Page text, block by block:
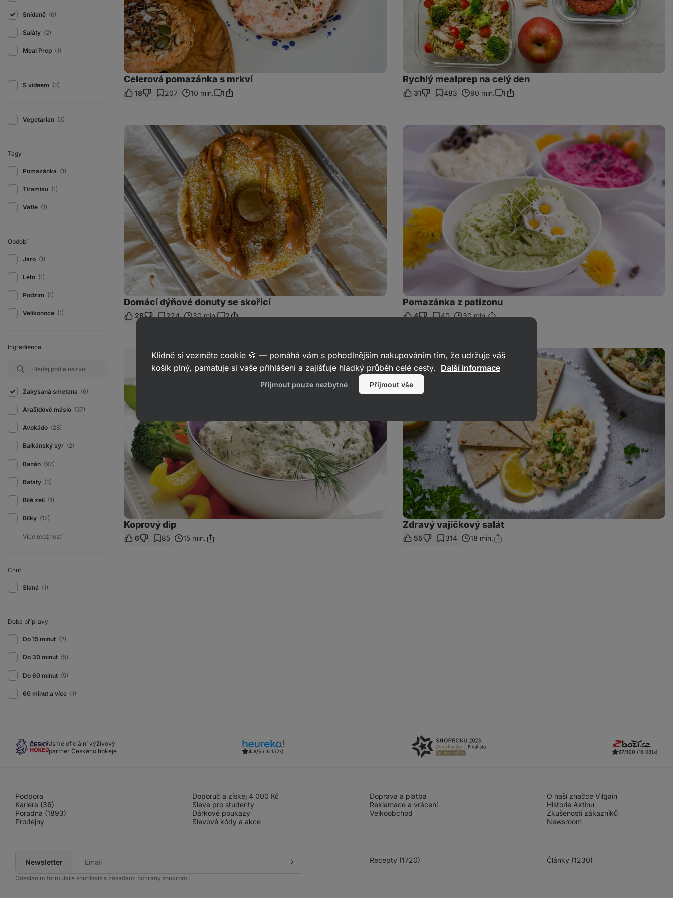
Snídaně (6)
Saláty (2)
Meal Prep (1)
S videem (3)
Vegetarian (3)
Tagy
Pomazánka (1)
Tiramisu (1)
Vafle (1)
Období
Jaro (1)
Léto (1)
Podzim (1)
Velikonoce (1)
Ingredience
Zakysaná smetana (6)
Arašídové máslo (37)
Avokádo (28)
Balkánský sýr (2)
Banán (97)
Batáty (3)
Bílé zelí (1)
Bílky (12)
Chuť
Slaná (1)
Doba přípravy
Do 15 minut (2)
Do 30 minut (5)
Do 60 minut (5)
60 minut a více (1)
Celerová pomazánka s mrkví
18 207 10 min.
Komentáře
1Sdílet
Rychlý mealprep na celý den
31 483 90 min.
Komentáře
1Sdílet
Domácí
Domácí dýňové donuty se skořicí
28 224 30 min.
Komentáře
2Sdílet
Pomazánka
Pomazánka z patizonu
4 40 30 min.Sdílet
Koprový dip
6 85 15 min.Sdílet
Zdravý
vajíčkový
salát
Zdravý vajíčkový salát
55 314 18 min.Sdílet
Jsme oficiální výživový
partner Českého hokeje
4.8/5 (16 152x) 97/100 (16 981x)
Podpora
Kariéra (36)
Poradna (1893)
Prodejny
Doporuč a získej 4 000 Kč
Sleva pro studenty
Dárkové poukazy
Slevové kódy a akce
Doprava a platba
Reklamace a vrácení
Velkoobchod
O naší značce Vilgain
Historie Aktinu
Zkušenosti zákazníků
Newsroom
Newsletter
mail
Přihlásit
Odesláním formuláře souhlasíš s zásadami ochrany soukromí.
Recepty (1720) Články (1230)
Klidně si vezměte cookie 🍪 — pomáhá vám s pohodlnějším nakupováním tím, že udržuje váš
košík plný, pamatuje si vaše přihlášení a zajišťuje hladký průběh celé cesty. Další informace
Přijmout pouze nezbytné Přijmout vše